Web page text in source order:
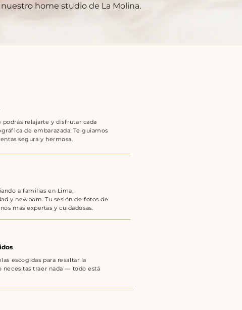
home studio de La Molina.
relajarte y disfrutar cada
de embarazada. Te guiamos
segura y hermosa.
a familias en Lima,
y newborn. Tu sesión de fotos de
más expertas y cuidadosas.
escogidas para resaltar la
necesitas traer nada — todo está